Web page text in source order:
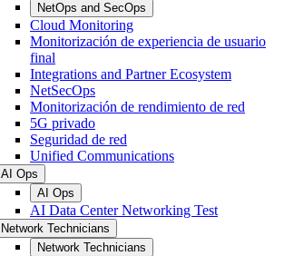
NetOps and SecOps
Cloud Monitoring
Monitorización de experiencia de usuario
final
Integrations and Partner Ecosystem
NetSecOps
Monitorización de rendimiento de red
5G privado
Seguridad de red
Unified Communications
AI Ops
AI Ops
AI Data Center Networking Test
Network Technicians
Network Technicians